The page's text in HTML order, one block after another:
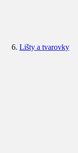
Lišty a tvarovky